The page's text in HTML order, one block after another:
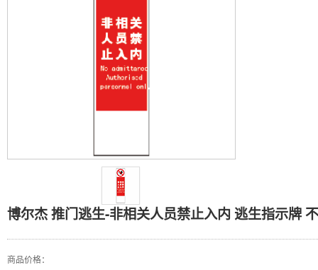
博尔杰 推门逃生-非相关人员禁止入内 逃生指示牌
商品价格：